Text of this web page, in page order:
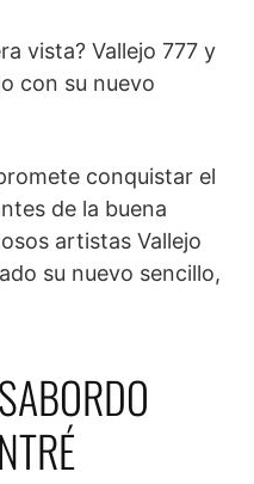
vista? Vallejo 777 y
con su nuevo
conquistar el
de la buena
artistas Vallejo
su nuevo sencillo,